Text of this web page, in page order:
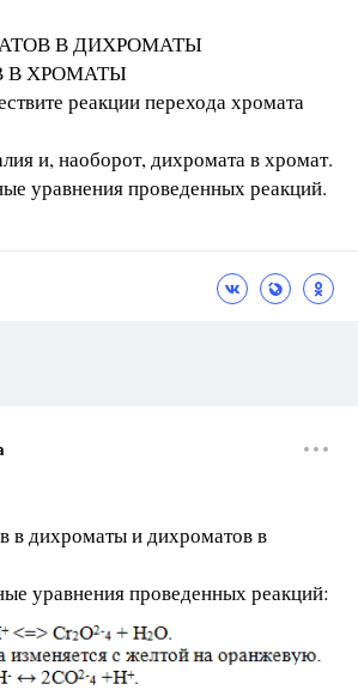
В ДИХРОМАТЫ
В ХРОМАТЫ
реакции перехода хромата
и, наоборот, дихромата в хромат.
уравнения проведенных реакций.
в дихроматы и дихроматов в
уравнения проведенных реакций: